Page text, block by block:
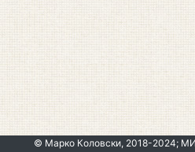
© Марко Коловски, 2018-2024;